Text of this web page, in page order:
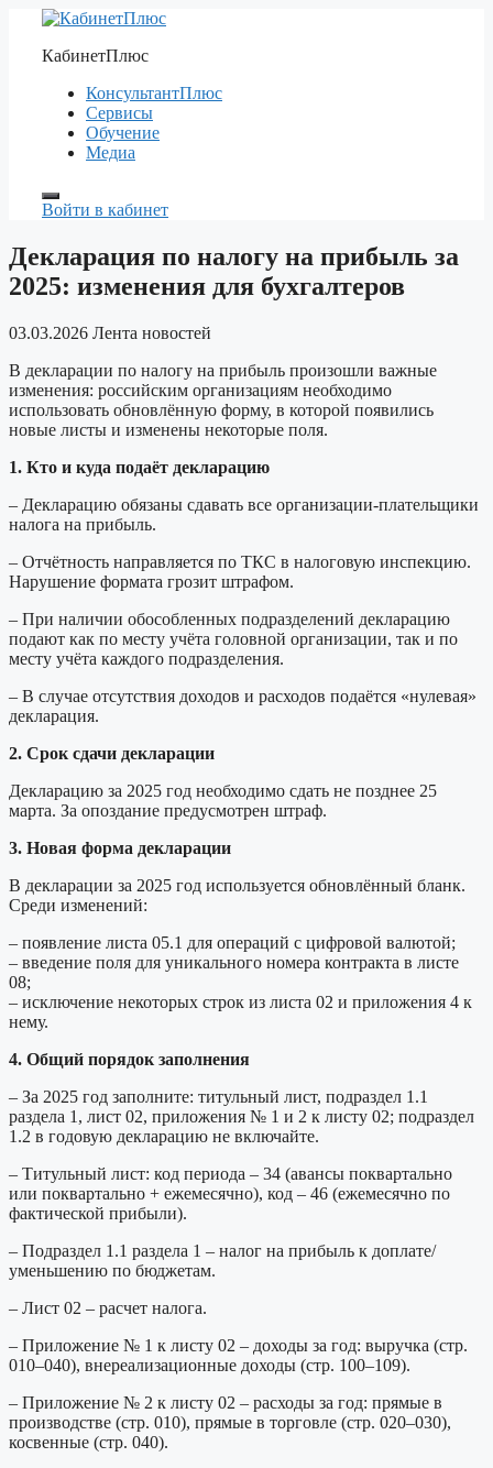
Перейти
содержимому
КабинетПлюс
КонсультантПлюс
Сервисы
Обучение
Медиа
Войти в кабинет
Декларация по налогу на прибыль за
2025: изменения для бухгалтеров
03.03.2026 Лента новостей
В декларации по налогу на прибыль произошли важные
изменения: российским организациям необходимо
использовать обновлённую форму, в которой появились
новые листы и изменены некоторые поля.
1. Кто и куда подаёт декларацию
– Декларацию обязаны сдавать все организации-плательщики
налога на прибыль.
– Отчётность направляется по ТКС в налоговую инспекцию.
Нарушение формата грозит штрафом.
– При наличии обособленных подразделений декларацию
подают как по месту учёта головной организации, так и по
месту учёта каждого подразделения.
– В случае отсутствия доходов и расходов подаётся «нулевая»
декларация.
2. Срок сдачи декларации
Декларацию за 2025 год необходимо сдать не позднее 25
марта. За опоздание предусмотрен штраф.
3. Новая форма декларации
В декларации за 2025 год используется обновлённый бланк.
Среди изменений:
– появление листа 05.1 для операций с цифровой валютой;
– введение поля для уникального номера контракта в листе
08;
– исключение некоторых строк из листа 02 и приложения 4 к
нему.
4. Общий порядок заполнения
– За 2025 год заполните: титульный лист, подраздел 1.1
раздела 1, лист 02, приложения № 1 и 2 к листу 02; подраздел
1.2 в годовую декларацию не включайте.
– Титульный лист: код периода – 34 (авансы поквартально
или поквартально + ежемесячно), код – 46 (ежемесячно по
фактической прибыли).
– Подраздел 1.1 раздела 1 – налог на прибыль к доплате/
уменьшению по бюджетам.
– Лист 02 – расчет налога.
– Приложение № 1 к листу 02 – доходы за год: выручка (стр.
010–040), внереализационные доходы (стр. 100–109).
– Приложение № 2 к листу 02 – расходы за год: прямые в
производстве (стр. 010), прямые в торговле (стр. 020–030),
косвенные (стр. 040).